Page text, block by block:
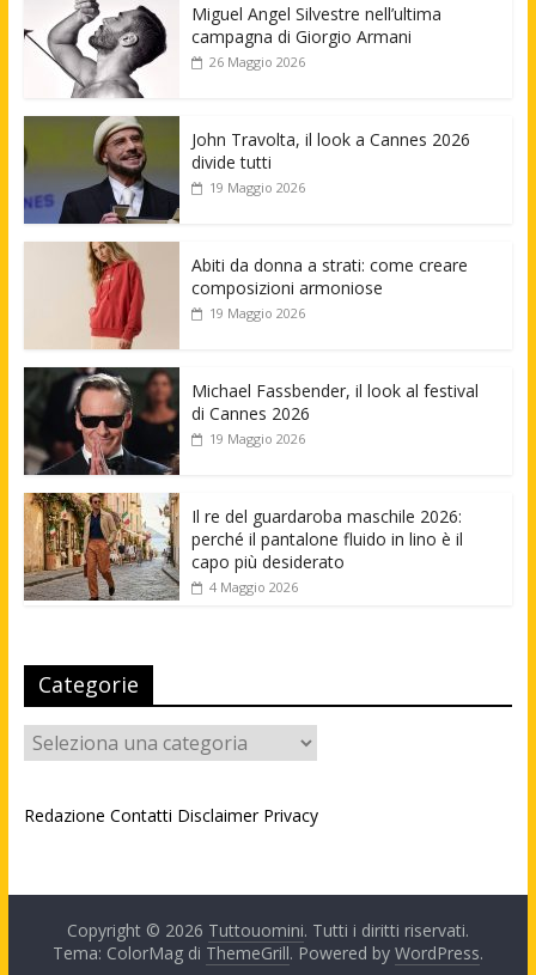
Miguel Angel Silvestre nell’ultima
campagna di Giorgio Armani
26 Maggio 2026
John Travolta, il look a Cannes 2026
divide tutti
19 Maggio 2026
Abiti da donna a strati: come creare
composizioni armoniose
19 Maggio 2026
Michael Fassbender, il look al festival
di Cannes 2026
19 Maggio 2026
Il re del guardaroba maschile 2026:
perché il pantalone fluido in lino è il
capo più desiderato
4 Maggio 2026
Categorie
Categorie
Redazione Contatti Disclaimer Privacy
Copyright © 2026 Tuttouomini. Tutti i diritti riservati.
Tema: ColorMag di ThemeGrill. Powered by WordPress.